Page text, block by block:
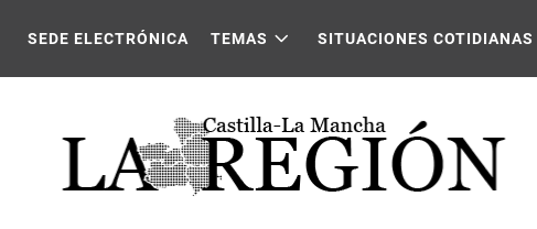
La Mancha
SEDE ELECTRÓNICA TEMAS SITUACIONES COTIDIANAS